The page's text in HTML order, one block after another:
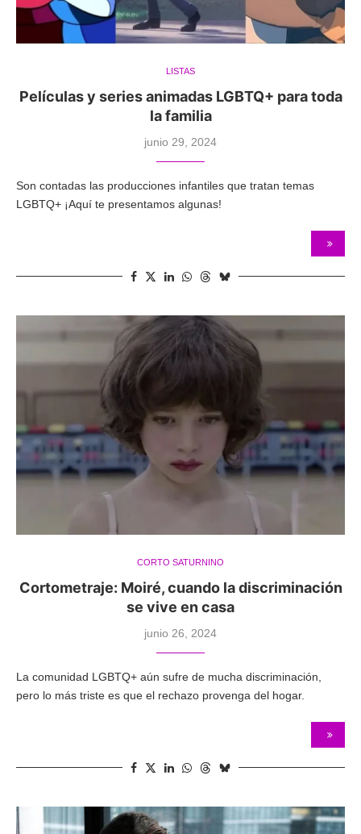
LISTAS
Películas y series animadas LGBTQ+ para toda
la familia
junio 29, 2024
Son contadas las producciones infantiles que tratan temas
LGBTQ+ ¡Aquí te presentamos algunas!
CORTO SATURNINO
Cortometraje: Moiré, cuando la discriminación
se vive en casa
junio 26, 2024
La comunidad LGBTQ+ aún sufre de mucha discriminación,
pero lo más triste es que el rechazo provenga del hogar.